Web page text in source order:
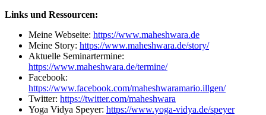
Links und Ressourcen:
Meine Webseite: https://www.maheshwara.de
Meine Story: https://www.maheshwara.de/story/
Aktuelle Seminartermine:
https://www.maheshwara.de/termine/
Facebook:
https://www.facebook.com/maheshwaramario.illgen/
Twitter: https://twitter.com/maheshwara
Yoga Vidya Speyer: https://www.yoga-vidya.de/speyer